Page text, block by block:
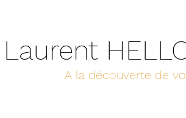
Laurent
A la découverte de